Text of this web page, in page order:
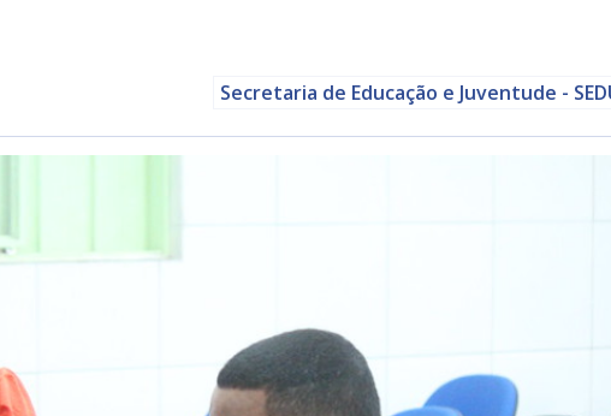
Secretaria de Educação e Juventude -